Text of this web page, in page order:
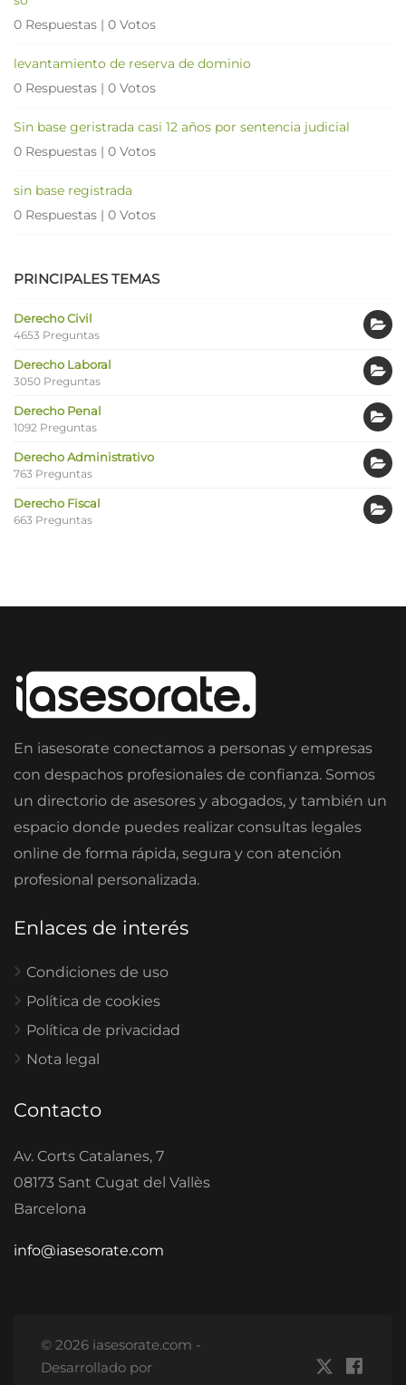
0 Respuestas | 0 Votos
levantamiento de reserva de dominio
0 Respuestas | 0 Votos
Sin base geristrada casi 12 años por sentencia judicial
0 Respuestas | 0 Votos
sin base registrada
0 Respuestas | 0 Votos
PRINCIPALES TEMAS
Derecho Civil
4653 Preguntas
Derecho Laboral
3050 Preguntas
Derecho Penal
1092 Preguntas
Derecho Administrativo
763 Preguntas
Derecho Fiscal
663 Preguntas
En iasesorate conectamos a personas y empresas
con despachos profesionales de confianza. Somos
un directorio de asesores y abogados, y también un
espacio donde puedes realizar consultas legales
online de forma rápida, segura y con atención
profesional personalizada.
Enlaces de interés
Condiciones de uso
Política de cookies
Política de privacidad
Nota legal
Contacto
Av. Corts Catalanes, 7
08173 Sant Cugat del Vallès
Barcelona
info@iasesorate.com
© 2026 iasesorate.com -
Desarrollado por